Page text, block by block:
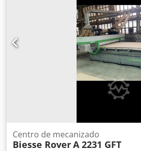
30 Cambio automático de
el cabezal de trabajo Cabezal de
husillos, dispuestos de la siguiente
el eje X 7 verticales en el eje Y 4
horizontales en el eje Y Sierra
Alfombrillas de seguridad Bomba de
Marcado CE Peso: 3500 kg
a cambios. Cjdpfx Aksggxihjqsrf
Centro de mecanizado
Biesse RoverA 2231 GFT